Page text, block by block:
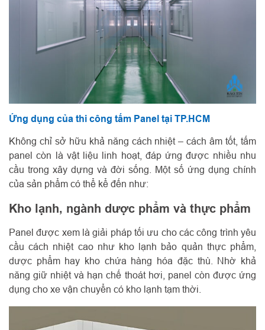
Ứng dụng của thi công tấm Panel tại TP.HCM
Không chỉ sở hữu khả năng cách nhiệt – cách âm tốt, tấm
panel còn là vật liệu linh hoạt, đáp ứng được nhiều nhu
cầu trong xây dựng và đời sống. Một số ứng dụng chính
của sản phẩm có thể kể đến như:
Kho lạnh, ngành dược phẩm và thực phẩm
Panel được xem là giải pháp tối ưu cho các công trình yêu
cầu cách nhiệt cao như kho lạnh bảo quản thực phẩm,
dược phẩm hay kho chứa hàng hóa đặc thù. Nhờ khả
năng giữ nhiệt và hạn chế thoát hơi, panel còn được ứng
dụng cho xe vận chuyển có kho lạnh tạm thời.